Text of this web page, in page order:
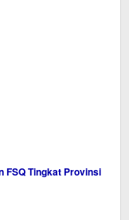
FSQ Tingkat Provinsi